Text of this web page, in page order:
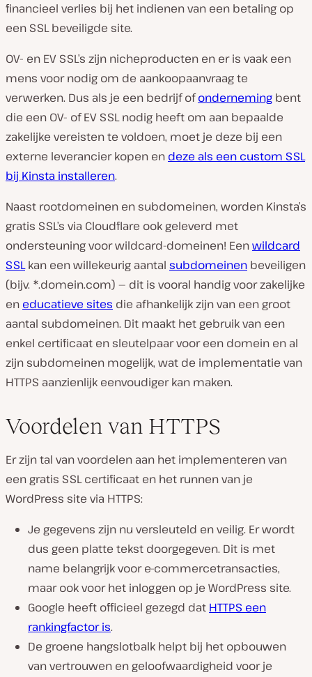
financieel verlies bij het indienen van een betaling op
een SSL beveiligde site.
OV- en EV SSL’s zijn nicheproducten en er is vaak een
mens voor nodig om de aankoopaanvraag te
verwerken. Dus als je een bedrijf ofonderneming bent
die een OV- of EV SSL nodig heeft om aan bepaalde
zakelijke vereisten te voldoen, moet je deze bij een
externe leverancier kopen en deze als een custom SSL
bij Kinsta installeren.
Naast rootdomeinen en subdomeinen, worden Kinsta’s
gratis SSL’s via Cloudflare ook geleverd met
ondersteuning voor wildcard-domeinen! Eenwildcard
SSLkan een willekeurig aantal subdomeinen beveiligen
(bijv. *.domein.com) — dit is vooral handig voor zakelijke
en educatieve sites die afhankelijk zijn van een groot
aantal subdomeinen. Dit maakt het gebruik van een
enkel certificaat en sleutelpaar voor een domein en al
zijn subdomeinen mogelijk, wat de implementatie van
HTTPS aanzienlijk eenvoudiger kan maken.
Voordelen van HTTPS
Er zijn tal van voordelen aan het implementeren van
een gratis SSL certificaat en het runnen van je
WordPress site via HTTPS:
Je gegevens zijn nu versleuteld en veilig. Er wordt
dus geen platte tekst doorgegeven. Dit is met
name belangrijk voor e-commercetransacties,
maar ook voor het inloggen op je WordPress site.
Google heeft officieel gezegd dat HTTPS een
rankingfactor is.
De groene hangslotbalk helpt bij het opbouwen
van vertrouwen en geloofwaardigheid voor je